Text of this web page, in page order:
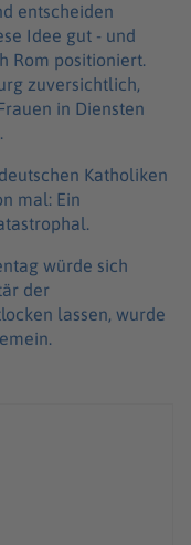
entscheiden
Idee gut - und
Rom positioniert.
zuversichtlich,
in Diensten
Katholiken
mal: Ein
würde sich
der
lassen, wurde